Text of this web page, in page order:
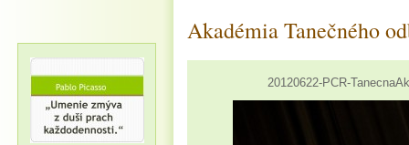
Akadémia Tanečného
20120622-PCR-